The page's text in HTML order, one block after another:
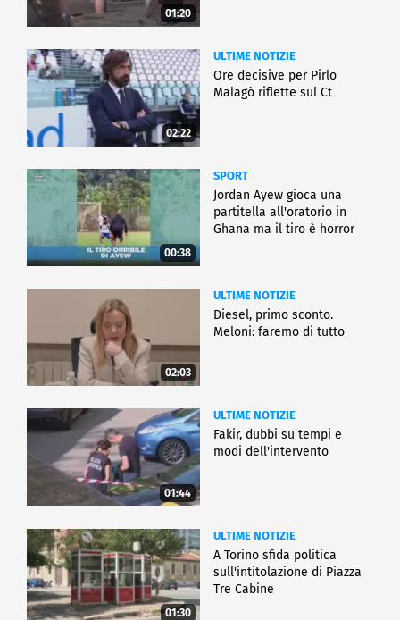
01:20
02:22
ULTIME NOTIZIE
Ore decisive per Pirlo
Malagò riflette sul Ct
00:38
SPORT
Jordan Ayew gioca una
partitella all'oratorio in
Ghana ma il tiro è horror
02:03
ULTIME NOTIZIE
Diesel, primo sconto.
Meloni: faremo di tutto
01:44
ULTIME NOTIZIE
Fakir, dubbi su tempi e
modi dell'intervento
01:30
ULTIME NOTIZIE
A Torino sfida politica
sull'intitolazione di Piazza
Tre Cabine